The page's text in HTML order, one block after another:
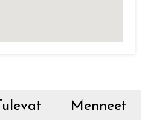
Tulevat Menneet